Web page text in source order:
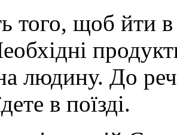
того, щоб йти
людину. До
в поїзді.